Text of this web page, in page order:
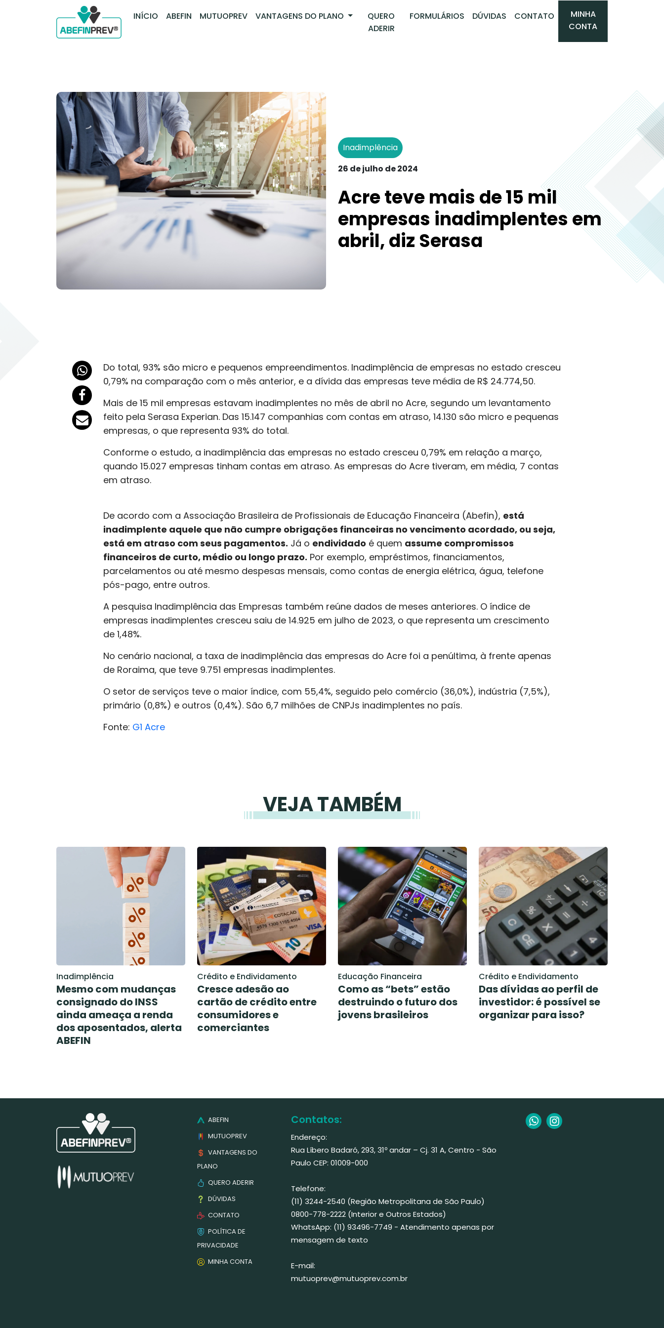
INÍCIO ABEFIN MUTUOPREV VANTAGENS DO PLANO
QUERO
ADERIR
FORMULÁRIOS DÚVIDAS CONTATO
MINHA
CONTA
Inadimplência
26 de julho de 2024
Acre teve mais de 15 mil
empresas inadimplentes em
abril, diz Serasa
Do total, 93% são micro e pequenos empreendimentos. Inadimplência de empresas no estado cresceu
0,79% na comparação com o mês anterior, e a dívida das empresas teve média de R$ 24.774,50.
Mais de 15 mil empresas estavam inadimplentes no mês de abril no Acre, segundo um levantamento
feito pela Serasa Experian. Das 15.147 companhias com contas em atraso, 14.130 são micro e pequenas
empresas, o que representa 93% do total.
Conforme o estudo, a inadimplência das empresas no estado cresceu 0,79% em relação a março,
quando 15.027 empresas tinham contas em atraso. As empresas do Acre tiveram, em média, 7 contas
em atraso.
De acordo com a Associação Brasileira de Profissionais de Educação Financeira (Abefin), está
inadimplente aquele que não cumpre obrigações financeiras no vencimento acordado, ou seja,
está em atraso com seus pagamentos. Já o endividado é quem assume compromissos
financeiros de curto, médio ou longo prazo. Por exemplo, empréstimos, financiamentos,
parcelamentos ou até mesmo despesas mensais, como contas de energia elétrica, água, telefone
pós-pago, entre outros.
A pesquisa Inadimplência das Empresas também reúne dados de meses anteriores. O índice de
empresas inadimplentes cresceu saiu de 14.925 em julho de 2023, o que representa um crescimento
de 1,48%.
No cenário nacional, a taxa de inadimplência das empresas do Acre foi a penúltima, à frente apenas
de Roraima, que teve 9.751 empresas inadimplentes.
O setor de serviços teve o maior índice, com 55,4%, seguido pelo comércio (36,0%), indústria (7,5%),
primário (0,8%) e outros (0,4%). São 6,7 milhões de CNPJs inadimplentes no país.
Fonte: G1 Acre
VEJA TAMBÉM
Inadimplência
Mesmo com mudanças
consignado do INSS
ainda ameaça a renda
dos aposentados, alerta
ABEFIN
Crédito e Endividamento
Cresce adesão ao
cartão de crédito entre
consumidores e
comerciantes
Educação Financeira
Como as “bets” estão
destruindo o futuro dos
jovens brasileiros
Crédito e Endividamento
Das dívidas ao perfil de
investidor: é possível se
organizar para isso?
ABEFIN
MUTUOPREV
VANTAGENS DO
PLANO
QUERO ADERIR
DÚVIDAS
CONTATO
POLÍTICA DE
PRIVACIDADE
MINHA CONTA
Contatos:
Endereço:
Rua Líbero Badaró, 293, 31º andar – Cj. 31 A, Centro - São
Paulo CEP: 01009-000
Telefone:
(11) 3244-2540 (Região Metropolitana de São Paulo)
0800-778-2222 (Interior e Outros Estados)
WhatsApp: (11) 93496-7749 - Atendimento apenas por
mensagem de texto
E-mail:
mutuoprev@mutuoprev.com.br